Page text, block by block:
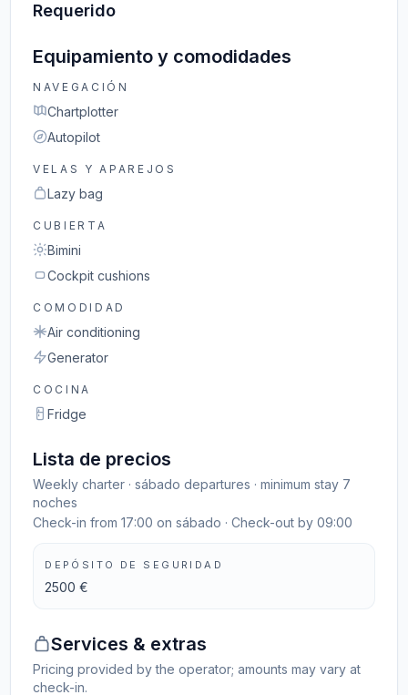
Requerido
Equipamiento y comodidades
NAVEGACIÓN
Chartplotter
Autopilot
VELAS Y APAREJOS
Lazy bag
CUBIERTA
Bimini
Cockpit cushions
COMODIDAD
Air conditioning
Generator
COCINA
Fridge
Lista de precios
Weekly charter · sábado departures · minimum stay 7
noches
Check-in from 17:00 on sábado · Check-out by 09:00
DEPÓSITO DE SEGURIDAD
2500 €
Services & extras
Pricing provided by the operator; amounts may vary at
check-in.